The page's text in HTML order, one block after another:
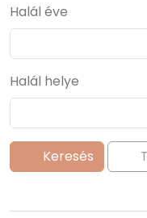
Halál éve
Halál helye
Keresés